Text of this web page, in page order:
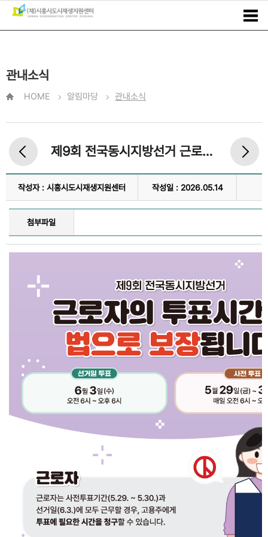
관내소식
HOME 알림마당 관내소식
제9회 전국동시지방선거 근로자 투표시간 보장 및 사전안내
작성자 : 시흥시도시재생지원센터 작성일 : 2026.05.14
첨부파일